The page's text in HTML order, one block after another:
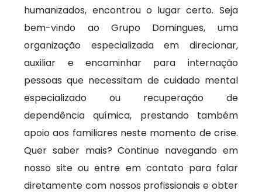
humanizados, encontrou o lugar certo. Seja
bem-vindo ao Grupo Domingues, uma
organização especializada em direcionar,
auxiliar e encaminhar para internação
pessoas que necessitam de cuidado mental
especializado ou recuperação de
dependência química, prestando também
apoio aos familiares neste momento de crise.
Quer saber mais? Continue navegando em
nosso site ou entre em contato para falar
diretamente com nossos profissionais e obter